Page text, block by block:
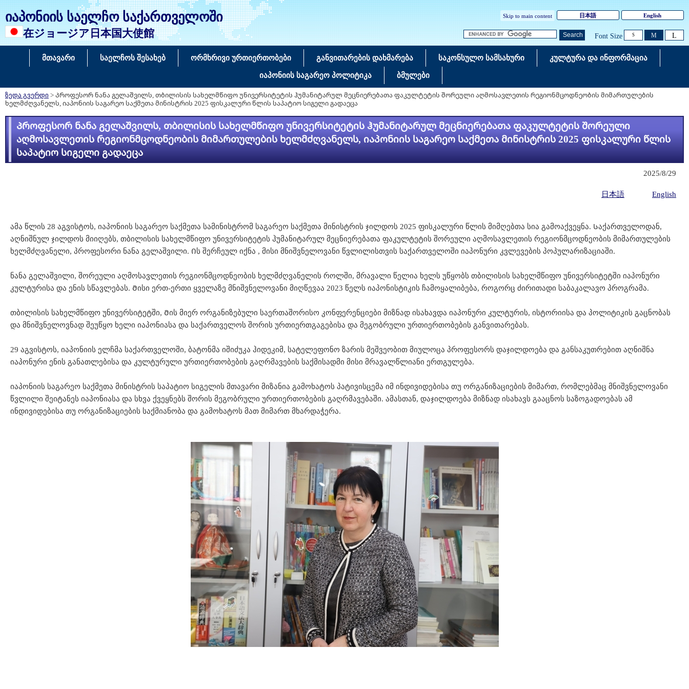
იაპონიის საელჩო საქართველოში
在ジョージア日本国大使館
Skip to main content 日本語 English
Search Font Size S M L
მთავარი საელჩოს შესახებ ორმხრივი ურთიერთობები განვითარების დახმარება საკონსულო სამსახური კულტურა და ინფორმაცია
იაპონიის საგარეო პოლიტიკა ბმულები
ზედა გვერდი > Პროფესორ ნანა გელაშვილს, თბილისის სახელმწიფო უნივერსიტეტის ჰუმანიტარულ მეცნიერებათა ფაკულტეტის შორეული აღმოსავლეთის რეგიონმცოდნეობის მიმართულების
ხელმძღვანელს, იაპონიის საგარეო საქმეთა მინისტრის 2025 ფისკალური წლის საპატიო სიგელი გადაეცა
Პროფესორ ნანა გელაშვილს, თბილისის სახელმწიფო უნივერსიტეტის ჰუმანიტარულ მეცნიერებათა ფაკულტეტის შორეული
აღმოსავლეთის რეგიონმცოდნეობის მიმართულების ხელმძღვანელს, იაპონიის საგარეო საქმეთა მინისტრის 2025 ფისკალური წლის
საპატიო სიგელი გადაეცა
2025/8/29
日本語 English
ამა წლის 28 აგვისტოს, იაპონიის საგარეო საქმეთა სამინისტრომ საგარეო საქმეთა მინისტრის ჯილდოს 2025 ფისკალური წლის მიმღებთა სია გამოაქვეყნა. Საქართველოდან,
აღნიშნულ ჯილდოს მიიღებს, თბილისის სახელმწიფო უნივერსიტეტის ჰუმანიტარულ მეცნიერებათა ფაკულტეტის შორეული აღმოსავლეთის რეგიონმცოდნეობის მიმართულების
ხელმძღვანელი, პროფესორი ნანა გელაშვილი. Ის შერჩეულ იქნა , მისი მნიშვნელოვანი წვლილისთვის საქართველოში იაპონური კვლევების პოპულარიზაციაში.
ნანა გელაშვილი, შორეული აღმოსავლეთის რეგიონმცოდნეობის ხელმძღვანელის როლში, მრავალი წელია ხელს უწყობს თბილისის სახელმწიფო უნივერსიტეტში იაპონური
კულტურისა და ენის სწავლებას. Მისი ერთ-ერთი ყველაზე მნიშვნელოვანი მიღწევაა 2023 წელს იაპონისტიკის ჩამოყალიბება, როგორც ძირითადი საბაკალავო პროგრამა.
თბილისის სახელმწიფო უნივერსიტეტში, Მის მიერ ორგანიზებული საერთაშორისო კონფერენციები მიზნად ისახავდა იაპონური კულტურის, ისტორიისა და პოლიტიკის გაცნობას
და მნიშვნელოვნად შეუწყო ხელი იაპონიასა და საქართველოს შორის ურთიერთგაგებისა და მეგობრული ურთიერთობების განვითარებას.
29 აგვისტოს, იაპონიის ელჩმა საქართველოში, ბატონმა იშიძუკა ჰიდეკიმ, სატელეფონო ზარის მეშვეობით მიულოცა პროფესორს დაჯილდოება და განსაკუთრებით აღნიშნა
იაპონური ენის განათლებისა და კულტურული ურთიერთობების გაღრმავების საქმისადმი მისი მრავალწლიანი ერთგულება.
იაპონიის საგარეო საქმეთა მინისტრის საპატიო სიგელის მთავარი მიზანია გამოხატოს პატივისცემა იმ ინდივიდებისა თუ ორგანიზაციების მიმართ, რომლებმაც მნიშვნელოვანი
წვლილი შეიტანეს იაპონიასა და სხვა ქვეყნებს შორის მეგობრული ურთიერთობების გაღრმავებაში. ამასთან, დაჯილდოება მიზნად ისახავს გააცნოს საზოგადოებას ამ
ინდივიდებისა თუ ორგანიზაციების საქმიანობა და გამოხატოს მათ მიმართ მხარდაჭერა.